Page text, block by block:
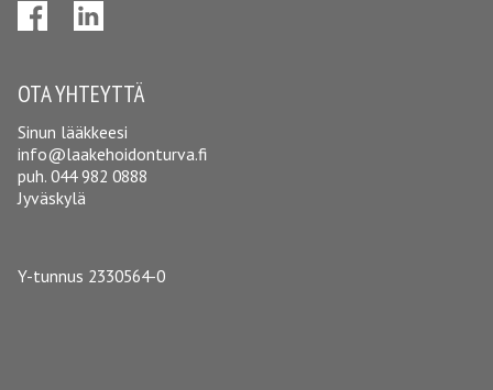
OTA YHTEYTTÄ
Sinun lääkkeesi
info@laakehoidonturva.fi
puh.044 982 0888
Jyväskylä
Y-tunnus 2330564-0